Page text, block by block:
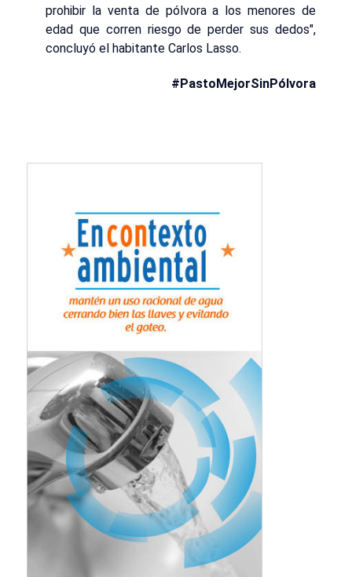
prohibir la venta de pólvora a los menores de
edad que corren riesgo de perder sus dedos",
concluyó el habitante Carlos Lasso.
#PastoMejorSinPólvora